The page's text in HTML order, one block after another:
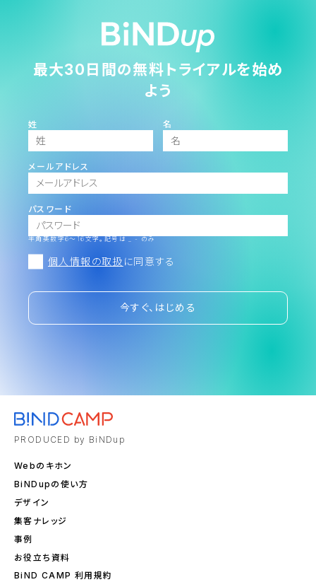
最大30日間の無料トライアルを始め
よう
姓 名
メールアドレス
パスワード
半角英数字6～16文字。記号は _ - のみ
個人情報の取扱 に同意する
今すぐ、はじめる
PRODUCED by BiNDup
Webのキホン
BiNDupの使い方
デザイン
集客ナレッジ
事例
お役立ち資料
BiND CAMP 利用規約